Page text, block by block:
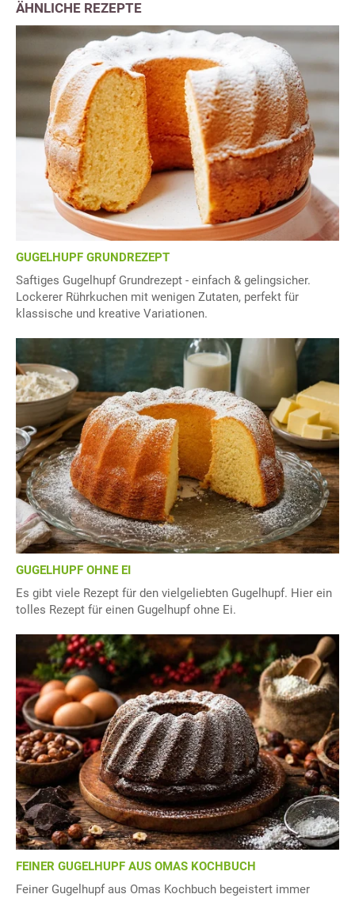
ÄHNLICHE REZEPTE
GUGELHUPF GRUNDREZEPT
Saftiges Gugelhupf Grundrezept - einfach & gelingsicher.
Lockerer Rührkuchen mit wenigen Zutaten, perfekt für
klassische und kreative Variationen.
GUGELHUPF OHNE EI
Es gibt viele Rezept für den vielgeliebten Gugelhupf. Hier ein
tolles Rezept für einen Gugelhupf ohne Ei.
FEINER GUGELHUPF AUS OMAS KOCHBUCH
Feiner Gugelhupf aus Omas Kochbuch begeistert immer